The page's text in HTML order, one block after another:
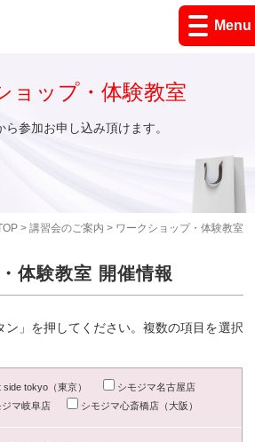
Menu
> 講習会のご案内 > ワークショップ・体験教室
ョップ・体験教室
ら参加お申し込み頂けます。
体験教室 開催情報
ン」を押してください。複数の項目を選択
side tokyo（東京）
シモジマ名古屋店
ジマ岐阜店
シモジマ心斎橋店（大阪）